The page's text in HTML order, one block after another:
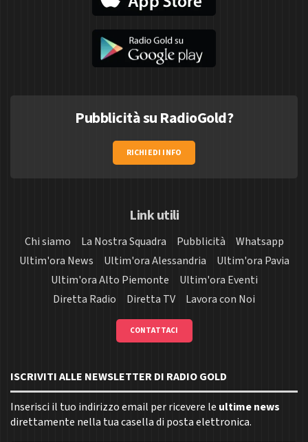
Pubblicità su RadioGold?
RICHIEDI INFO
Link utili
Chi siamo La Nostra Squadra Pubblicità
Whatsapp
Ultim'ora News
Ultim'ora Alessandria
Ultim'ora Pavia
Ultim'ora Alto Piemonte
Ultim'ora Eventi
Diretta Radio
Diretta TV Lavora con Noi
CONTATTACI
ISCRIVITI ALLE NEWSLETTER DI RADIO GOLD
Inserisci il tuo indirizzo email per ricevere le ultime news
direttamente nella tua casella di posta elettronica.